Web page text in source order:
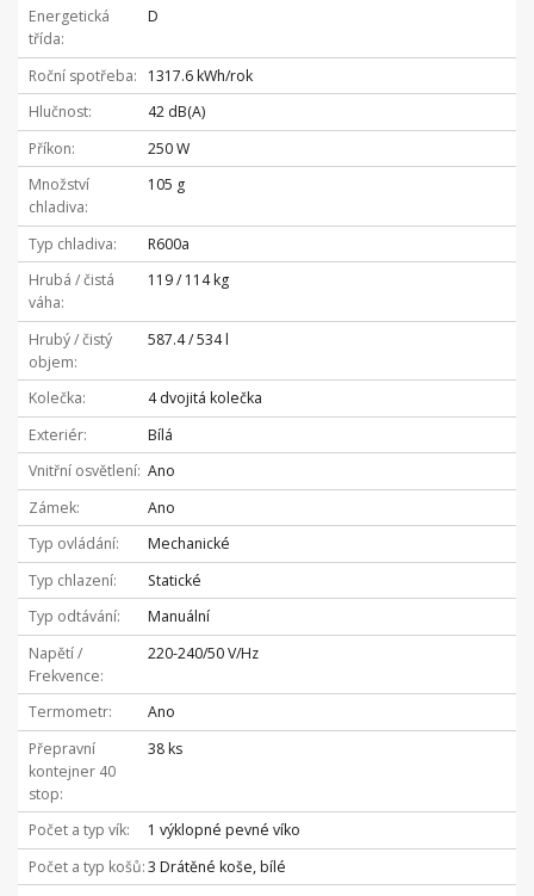
Energetická
třída
D
Roční spotřeba
1317.6 kWh/rok
Hlučnost
42 dB(A)
Příkon
250 W
Množství
chladiva
105 g
Typ chladiva
R600a
Hrubá / čistá
váha
119 / 114 kg
Hrubý / čistý
objem
587.4 / 534 l
Kolečka
4 dvojitá kolečka
Exteriér
Bílá
Vnitřní osvětlení Ano
Zámek
Ano
Typ ovládání
Mechanické
Typ chlazení
Statické
Typ odtávání
Manuální
Napětí /
Frekvence
220-240/50 V/Hz
Termometr
Ano
Přepravní
kontejner 40
stop
38 ks
Počet a typ vík
1 výklopné pevné víko
Počet a typ košů 3 Drátěné koše, bílé